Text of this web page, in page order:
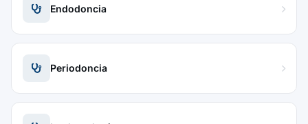
Endodoncia
Periodoncia